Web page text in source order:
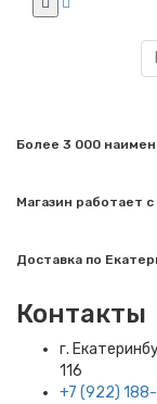
Более 3 000
Магазин работает с
Доставка по
Контакты
г.
116
+7 (922)